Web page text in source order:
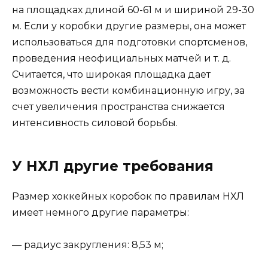
на площадках длиной 60-61 м и шириной 29-30
м. Если у коробки другие размеры, она может
использоваться для подготовки спортсменов,
проведения неофициальных матчей и т. д.
Считается, что широкая площадка дает
возможность вести комбинационную игру, за
счет увеличения пространства снижается
интенсивность силовой борьбы.
У НХЛ другие требования
Размер хоккейных коробок по правилам НХЛ
имеет немного другие параметры:
— радиус закругления: 8,53 м;